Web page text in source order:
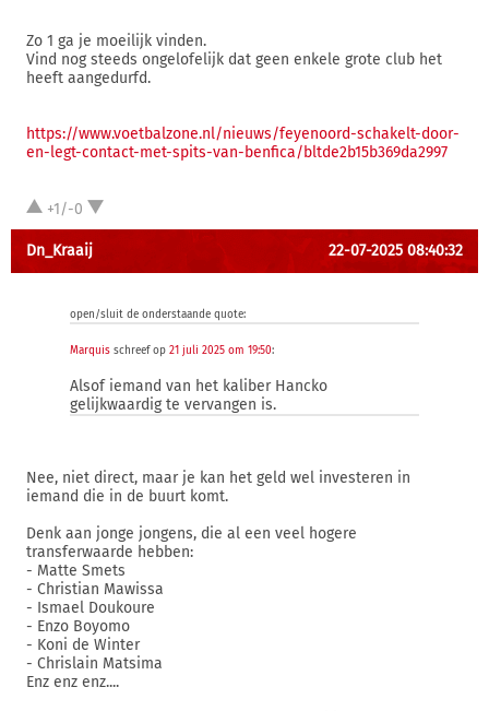
Zo 1 ga je moeilijk vinden.
Vind nog steeds ongelofelijk dat geen enkele grote club het
heeft aangedurfd.
https://www.voetbalzone.nl/nieuws/feyenoord-schakelt-door-
en-legt-contact-met-spits-van-benfica/bltde2b15b369da2997
+1/-0
Dn_Kraaij 22-07-2025 08:40:32
open/sluit de onderstaande quote:
Marquis schreef op 21 juli 2025 om 19:50:
Alsof iemand van het kaliber Hancko
gelijkwaardig te vervangen is.
Nee, niet direct, maar je kan het geld wel investeren in
iemand die in de buurt komt.
Denk aan jonge jongens, die al een veel hogere
transferwaarde hebben:
- Matte Smets
- Christian Mawissa
- Ismael Doukoure
- Enzo Boyomo
- Koni de Winter
- Chrislain Matsima
Enz enz enz....